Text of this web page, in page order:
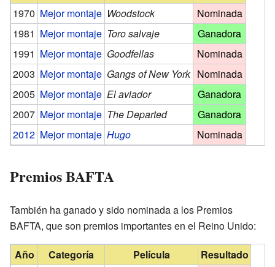
1970 Mejor montaje Woodstock
Nominada
1981 Mejor montaje Toro salvaje
Ganadora
1991 Mejor montaje Goodfellas
Nominada
2003 Mejor montaje Gangs of New York Nominada
2005 Mejor montaje El aviador
Ganadora
2007 Mejor montaje The Departed
Ganadora
2012 Mejor montaje Hugo Nominada
Premios BAFTA
También ha ganado y sido nominada a los Premios
BAFTA, que son premios importantes en el Reino Unido:
Año Categoría Película
Resultado